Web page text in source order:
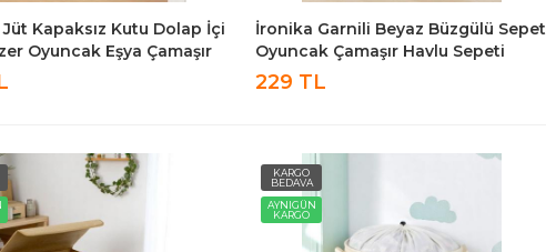
Kapaksız Kutu Dolap İçi
Oyuncak Eşya Çamaşır
Kutusu Düzenleyici
Cm
İronika Garnili Beyaz Büzgülü Sepet
Oyuncak Çamaşır Havlu Sepeti
Yuvarlak Temiz Kirli Çamaşır Sepeti
229 TL
KARGO
BEDAVA
AYNIGÜN
KARGO